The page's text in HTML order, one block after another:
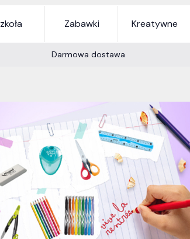
Zabawki Kreatywne
Darmowa dostawa